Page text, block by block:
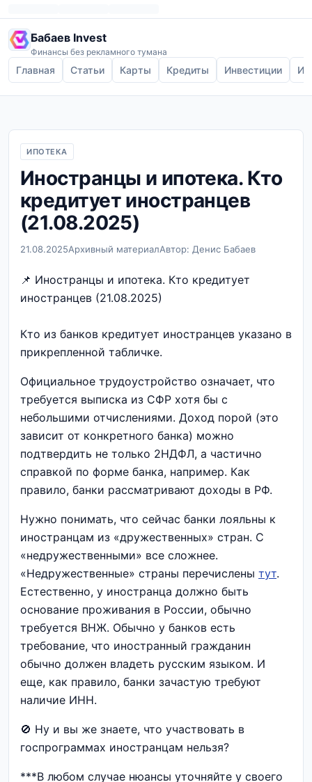
Бабаев Invest
Финансы без рекламного тумана
Главная Статьи Карты Кредиты Инвестиции
ИПОТЕКА
Иностранцы и ипотека. Кто
кредитует иностранцев
(21.08.2025)
21.08.2025Архивный материалАвтор: Денис Бабаев
📌 Иностранцы и ипотека. Кто кредитует
иностранцев (21.08.2025)
Кто из банков кредитует иностранцев указано в
прикрепленной табличке.
Официальное трудоустройство означает, что
требуется выписка из СФР хотя бы с
небольшими отчислениями. Доход порой (это
зависит от конкретного банка) можно
подтвердить не только 2НДФЛ, а частично
справкой по форме банка, например. Как
правило, банки рассматривают доходы в РФ.
Нужно понимать, что сейчас банки лояльны к
иностранцам из «дружественных» стран. С
«недружественными» все сложнее.
«Недружественные» страны перечислены тут.
Естественно, у иностранца должно быть
основание проживания в России, обычно
требуется ВНЖ. Обычно у банков есть
требование, что иностранный гражданин
обычно должен владеть русским языком. И
еще, как правило, банки зачастую требуют
наличие ИНН.
🚫 Ну и вы же знаете, что участвовать в
госпрограммах иностранцам нельзя?
***В любом случае нюансы уточняйте у своего